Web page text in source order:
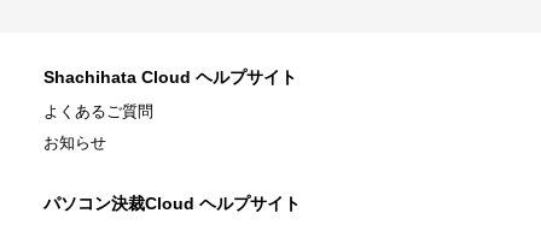
Shachihata Cloud ヘルプサイト
よくあるご質問
お知らせ
パソコン決裁Cloud ヘルプサイト